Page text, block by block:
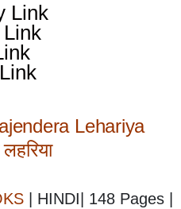
Link
Lehariya
| HINDI| 148 Pages |